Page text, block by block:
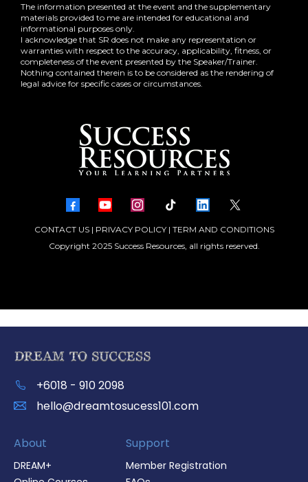
The information presented at the event and the supplementary
materials provided to me are intended for educational and
informational purposes only.
I acknowledge that SR does not make any representation or
warranties with respect to the accuracy, applicability, fitness, or
completeness of the event presented by the Speaker/Trainer.
Nothing contained therein is to be considered as the rendering of
legal advice for specific cases or circumstances.
CONTACT US| PRIVACY POLICY| TERM AND CONDITIONS
Copyright 2025 Success Resources, all rights reserved.
+6018 - 910 2098
hello@dreamtosucess101.com
About
DREAM+
Support
Member Registration